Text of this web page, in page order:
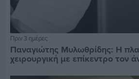
Πριν 3 ημέρες
Παναγιώτης Μυλωθρίδης: Η
χειρουργική με επίκεντρο τον